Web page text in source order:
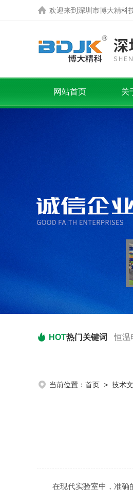
欢迎来到 深圳市博大精科
网站首页 关
HOT热门关键词 恒温
当前位置： 首页 > 技术
在现代实验室中，准确的